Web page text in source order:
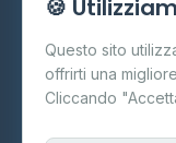
Cos'è il GPL
FAQ
Contatti
🍪
Questo sito
offrirti una
Cliccando